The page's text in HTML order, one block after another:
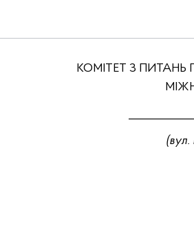
КОМІТЕТ З
(вул.